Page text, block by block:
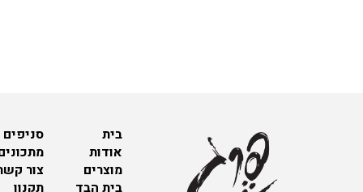
צור
תקנון
בית
אודות
מוצרים
בית הבד